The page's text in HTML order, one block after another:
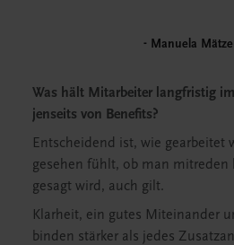
Manuela
Was hält Mitarbeiter langfristig
jenseits von Benefits?
Entscheidend ist, wie gearbeitet
gesehen fühlt, ob man mitreden
gesagt wird, auch gilt.
Klarheit, ein gutes Miteinander
binden stärker als jedes